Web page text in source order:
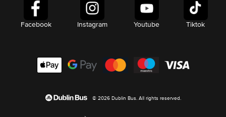
Facebook Instagram Youtube Tiktok
© 2026 Dublin Bus. All rights reserved.